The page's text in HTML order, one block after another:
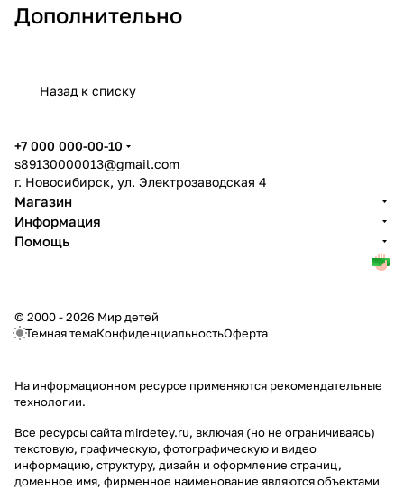
Дополнительно
Назад к списку
+7 000 000-00-10
s89130000013@gmail.com
г. Новосибирск, ул. Электрозаводская 4
Магазин
Информация
Помощь
© 2000 - 2026 Мир детей
Темная темаКонфиденциальностьОферта
На информационном ресурсе применяются рекомендательные
технологии.
Все ресурсы сайта mirdetey.ru, включая (но не ограничиваясь)
текстовую, графическую, фотографическую и видео
информацию, структуру, дизайн и оформление страниц,
доменное имя, фирменное наименование являются объектами